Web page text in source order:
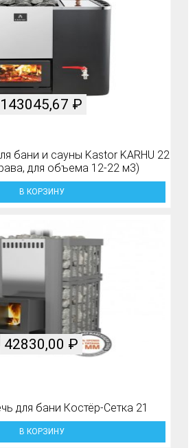
бани и сауны Kastor KARHU 22
для объема 12-22 м3)
143045,67 ₽
В КОРЗИНУ
для бани Костёр-Сетка 21
42830,00 ₽
В КОРЗИНУ